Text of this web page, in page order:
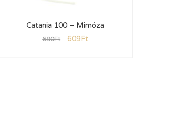
Catania 100 – Mimóza
690Ft 609Ft